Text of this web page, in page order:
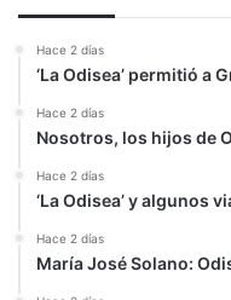
Hace 2 días
‘La Odisea’ permitió a
Hace 2 días
Nosotros, los hijos de
Hace 2 días
‘La Odisea’ y algunos
Hace 2 días
María José Solano: